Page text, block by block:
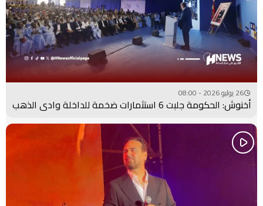
26 يوليو 2026 - 08:00
أخنوش: الحكومة جلبت 6 استثمارات ضخمة للداخلة وادي الذهب